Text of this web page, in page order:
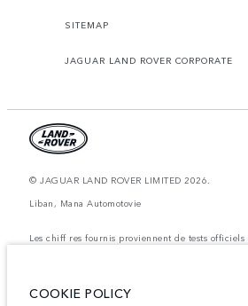
SITEMAP
JAGUAR LAND ROVER CORPORATE
© JAGUAR LAND ROVER LIMITED 2026.
Liban, Mana Automotovie
Les chiff res fournis proviennent de tests
configurateur peuvent varier d'un marché à
COOKIE POLICY